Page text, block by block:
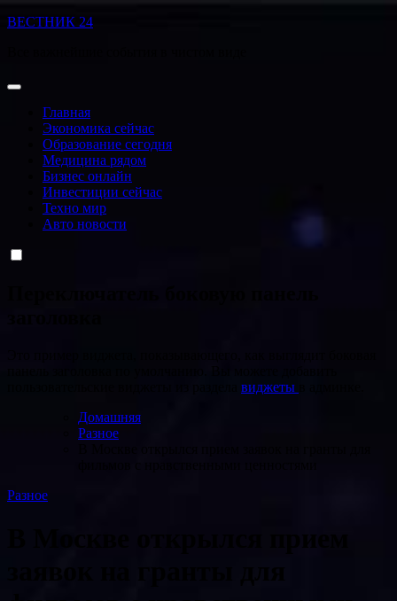
Перейти
ВЕСТНИК 24
Главная
Экономика сейчас
Образование сегодня
Медицина рядом
Бизнес онлайн
Инвестиции сейчас
Техно мир
Авто новости
виджеты
Домашняя
Разное
Разное